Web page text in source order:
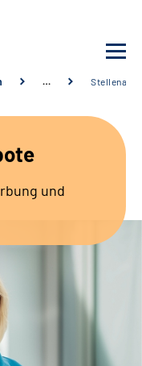
…
und